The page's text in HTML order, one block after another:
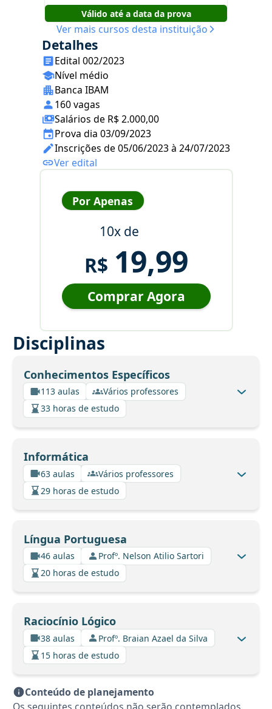
Válido até a data da prova
Ver mais cursos desta instituição
Detalhes
Edital 002/2023
Nível médio
Banca IBAM
160 vagas
Salários de R$ 2.000,00
Prova dia 03/09/2023
Inscrições de 05/06/2023 à 24/07/2023
Ver edital
Por Apenas
10x de
R$ 19,99
Comprar Agora
Disciplinas
Conhecimentos Específicos
113 aulas
Vários professores
33 horas de estudo
Informática
63 aulas
Vários professores
29 horas de estudo
Língua Portuguesa
46 aulas
Profº. Nelson Atilio Sartori
20 horas de estudo
Raciocínio Lógico
38 aulas
Profº. Braian Azael da Silva
15 horas de estudo
Conteúdo de planejamento